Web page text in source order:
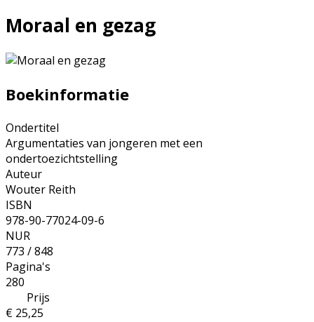
Moraal en gezag
Boekinformatie
Ondertitel
Argumentaties van jongeren met een
ondertoezichtstelling
Auteur
Wouter Reith
ISBN
978-90-77024-09-6
NUR
773 / 848
Pagina's
280
Prijs
€ 25,25